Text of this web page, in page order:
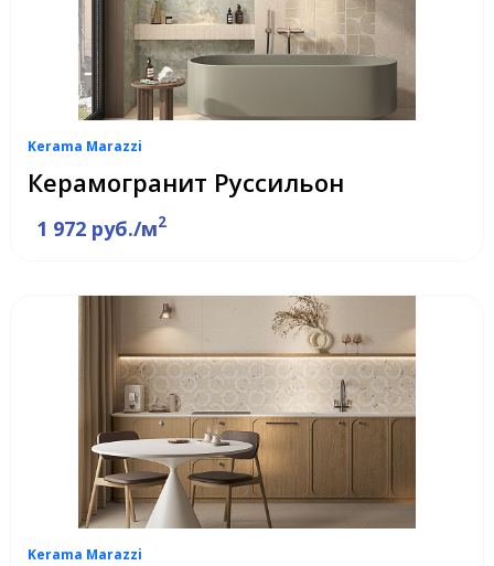
Kerama Marazzi
Керамогранит Руссильон
1 972 руб./м2
Kerama Marazzi